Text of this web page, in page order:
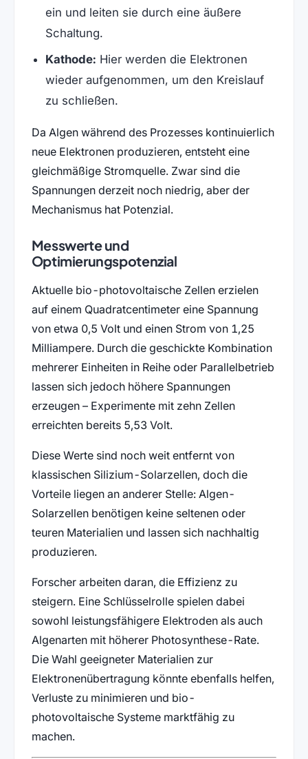
ein und leiten sie durch eine äußere
Schaltung.
Kathode: Hier werden die Elektronen
wieder aufgenommen, um den Kreislauf
zu schließen.
Da Algen während des Prozesses kontinuierlich
neue Elektronen produzieren, entsteht eine
gleichmäßige Stromquelle. Zwar sind die
Spannungen derzeit noch niedrig, aber der
Mechanismus hat Potenzial.
Messwerte und
Optimierungspotenzial
Aktuelle bio-photovoltaische Zellen erzielen
auf einem Quadratcentimeter eine Spannung
von etwa 0,5 Volt und einen Strom von 1,25
Milliampere. Durch die geschickte Kombination
mehrerer Einheiten in Reihe oder Parallelbetrieb
lassen sich jedoch höhere Spannungen
erzeugen – Experimente mit zehn Zellen
erreichten bereits 5,53 Volt.
Diese Werte sind noch weit entfernt von
klassischen Silizium-Solarzellen, doch die
Vorteile liegen an anderer Stelle: Algen-
Solarzellen benötigen keine seltenen oder
teuren Materialien und lassen sich nachhaltig
produzieren.
Forscher arbeiten daran, die Effizienz zu
steigern. Eine Schlüsselrolle spielen dabei
sowohl leistungsfähigere Elektroden als auch
Algenarten mit höherer Photosynthese-Rate.
Die Wahl geeigneter Materialien zur
Elektronenübertragung könnte ebenfalls helfen,
Verluste zu minimieren und bio-
photovoltaische Systeme marktfähig zu
machen.